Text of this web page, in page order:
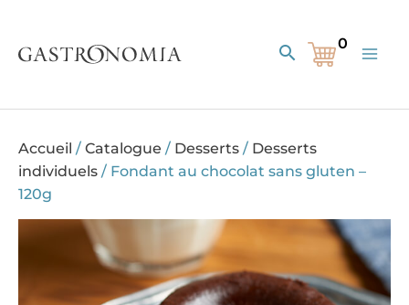
contenu
Rechercher
Accueil / Catalogue / Desserts / Desserts
individuels / Fondant au chocolat sans gluten –
120g